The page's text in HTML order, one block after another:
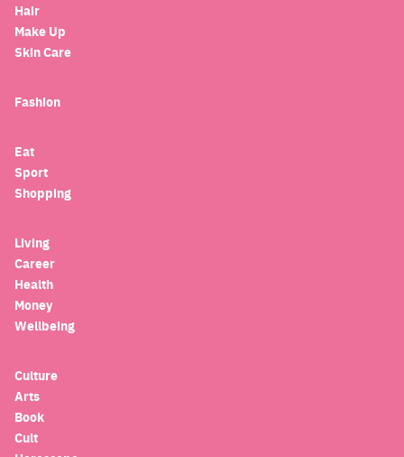
Hair
Make Up
Skin Care
Fashion
Eat
Sport
Shopping
Living
Career
Health
Money
Wellbeing
Culture
Arts
Book
Cult